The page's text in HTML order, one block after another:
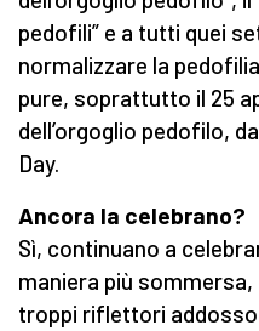
pedofili” e a tutti quei
normalizzare la
pure, soprattutto il 25
dell’orgoglio pedofilo,
Day.
Ancora la celebrano?
Sì, continuano a
maniera più
troppi riflettori